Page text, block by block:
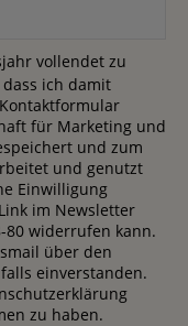
vollendet zu
ich damit
für Marketing und
und zum
und genutzt
Einwilligung
im Newsletter
80 widerrufen kann.
über den
einverstanden.
zu haben.